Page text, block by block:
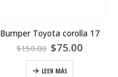
Bumper Toyota corolla 17
$150.00 $75.00
LEER MÁS